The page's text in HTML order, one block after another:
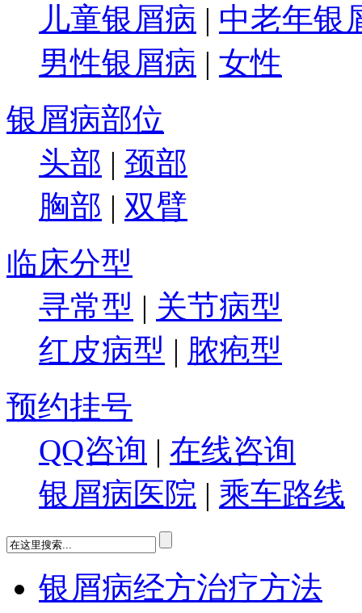
儿童银屑病 | 中老年银
男性银屑病 | 女性
银屑病部位
头部 | 颈部
胸部 | 双臂
临床分型
寻常型 | 关节病型
红皮病型 | 脓疱型
预约挂号
QQ咨询 | 在线咨询
银屑病医院 | 乘车路线
银屑病经方治疗方法